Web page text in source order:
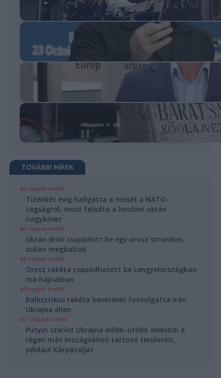
TOVÁBBI HÍREK
3 nappal ezelőtt
Tizenkét évig hallgatta a mesét a NATO-
tagságról, most feladta a londoni ukrán
nagykövet
3 nappal ezelőtt
Ukrán drón csapódott be egy orosz strandon,
sokan meghaltak
8 nappal ezelőtt
Orosz rakéta csapódhatott be Lengyelországban
ma hajnalban
9 nappal ezelőtt
Ballisztikus rakéta bevetését fontolgatta Irán
Ukrajna ellen
11 nappal ezelőtt
Putyin szerint Ukrajna előbb-utóbb elveszíti a
régen más országokhoz tartozó területeit,
például Kárpátalját